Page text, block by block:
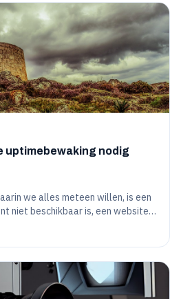
uptimebewaking nodig
we alles meteen willen, is een
niet beschikbaar is, een website
niet meer naar terug
hoe houdt u uw website 24/7 in de